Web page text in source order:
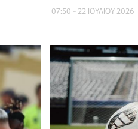
07:50 - 22 ΙΟΥΛΙΟΥ 2026